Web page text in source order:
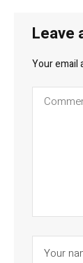
Leave
Your email